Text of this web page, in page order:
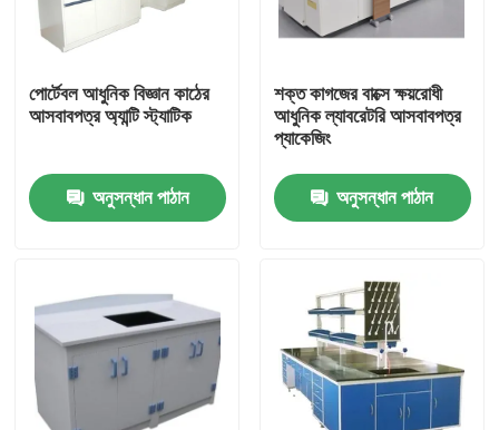
আমাদের সম্পর্কে
পরিচিতি
পোর্টেবল আধুনিক বিজ্ঞান কাঠের
আসবাবপত্র অ্যান্টি স্ট্যাটিক
অনুসন্ধান পাঠান
শক্ত কাগজের বাক্সে ক্ষয়রোধী
আধুনিক ল্যাবরেটরি আসবাবপত্র
প্যাকেজিং
অনুসন্ধান পাঠান